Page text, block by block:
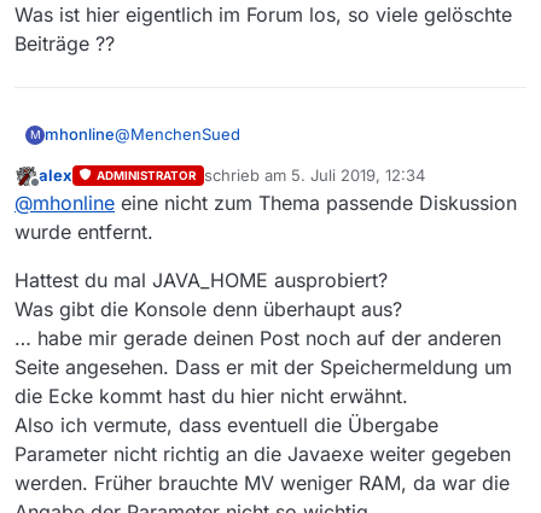
Was ist hier eigentlich im Forum los, so viele gelöschte
Beiträge ??
M mhonline@MenchenSued
Hey
abgesehen davon - wenn ich das denn richtig
verstanden habe - daß Linux Programme zentrale
Vorkommen von DLLs zuläßt, gibt es nicht wirklich
einen Unterschied. desterwegen hätte das aus dem
OP eigentlich funktionieren sollen:
C:\PortableApps\CommonFiles\Java\bin\java.exe -jar
c:\portableapps\mediathekview\mediathekview.jar
tut’s aber leider nicht :(
Und leider hat meine Nachfrage im deutschen Forum
auf PortableApps.com - siehe
https://portableapps.com/node/60527 - auch nichts
ergeben :(
Wirklich schade, weil es mit den alten 3er-Versionen
P.S.:
gelöschte Beiträge ??
Offline
alex ADMINISTRATOR schrieb am 5. Juli 2019, 12:34
zuletzt editiert von
@mhonline eine nicht zum Thema passende Diskussion
wurde entfernt.
Hattest du mal JAVA_HOME ausprobiert?
Was gibt die Konsole denn überhaupt aus?
… habe mir gerade deinen Post noch auf der anderen
Seite angesehen. Dass er mit der Speichermeldung um
die Ecke kommt hast du hier nicht erwähnt.
Also ich vermute, dass eventuell die Übergabe
Parameter nicht richtig an die Javaexe weiter gegeben
werden. Früher brauchte MV weniger RAM, da war die